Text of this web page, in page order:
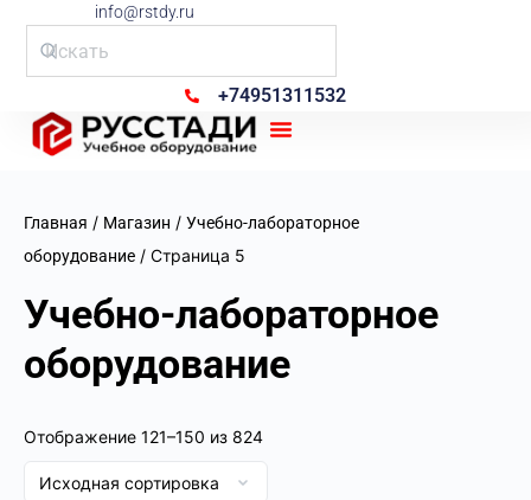
info@rstdy.ru
+74951311532
Главная / Магазин / Учебно-лабораторное
оборудование / Страница 5
Учебно-лабораторное
оборудование
Отображение 121–150 из 824